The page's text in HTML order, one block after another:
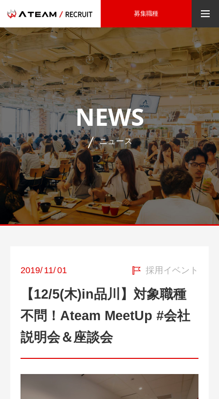
募集職種
NEWS
ニュース
採用イベント
2019/ 11/01
【12/5(木)in品川】対象職種
不問！Ateam MeetUp #会社
説明会＆座談会